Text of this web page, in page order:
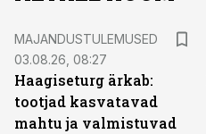
MAJANDUSTULEMUSED
03.08.26, 08:27
Haagiseturg ärkab:
tootjad kasvatavad
mahtu ja valmistuvad